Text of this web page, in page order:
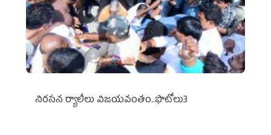
నిర‌స‌న ర్యాలీలు విజ‌య‌వంతం..ఫొటోలు3